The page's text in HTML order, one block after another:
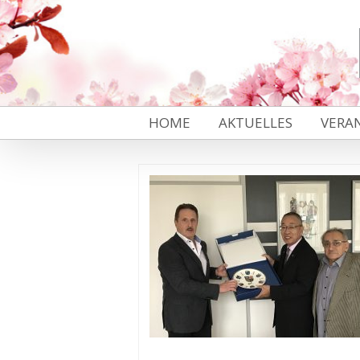
HOME AKTUELLES